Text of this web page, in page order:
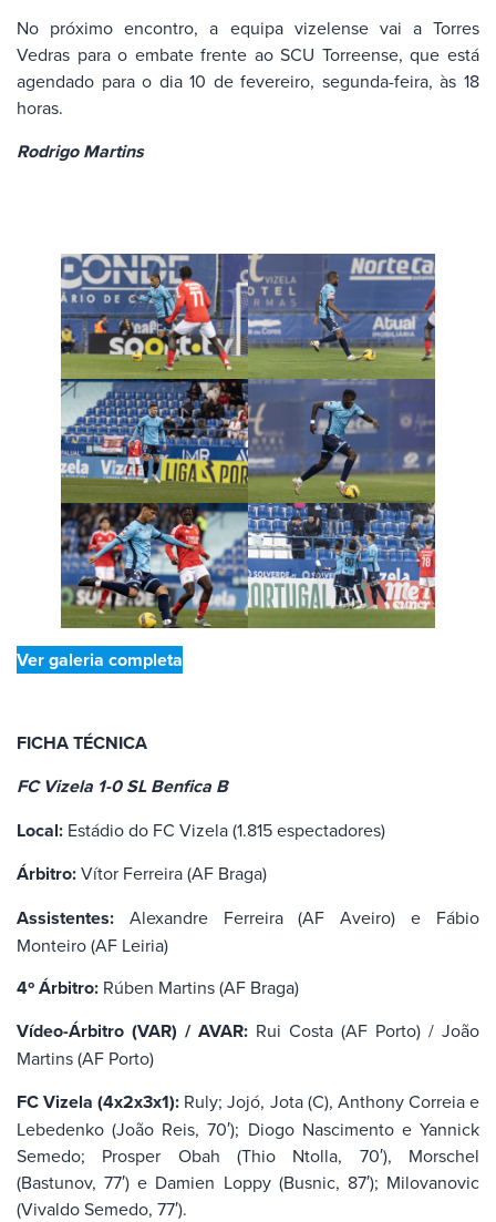
No próximo encontro, a equipa vizelense vai a Torres
Vedras para o embate frente ao SCU Torreense, que está
agendado para o dia 10 de fevereiro, segunda-feira, às 18
horas.
Rodrigo Martins
Ver galeria completa
FICHA TÉCNICA
FC Vizela 1-0 SL Benfica B
Local: Estádio do FC Vizela (1.815 espectadores)
Árbitro:Vítor Ferreira (AF Braga)
Assistentes: Alexandre Ferreira (AF Aveiro) e Fábio
Monteiro (AF Leiria)
4º Árbitro: Rúben Martins (AF Braga)
Vídeo-Árbitro (VAR) / AVAR: Rui Costa (AF Porto) / João
Martins (AF Porto)
FC Vizela (4x2x3x1): Ruly; Jojó, Jota (C), Anthony Correia e
Lebedenko (João Reis, 70′); Diogo Nascimento e Yannick
Semedo; Prosper Obah (Thio Ntolla, 70′), Morschel
(Bastunov, 77′) e Damien Loppy (Busnic, 87′); Milovanovic
(Vivaldo Semedo, 77′).